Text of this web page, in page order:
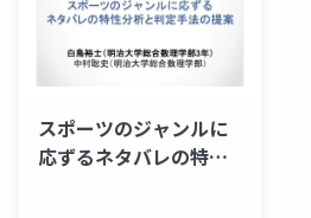
スポーツのジャンルに
応ずるネタバレの特性